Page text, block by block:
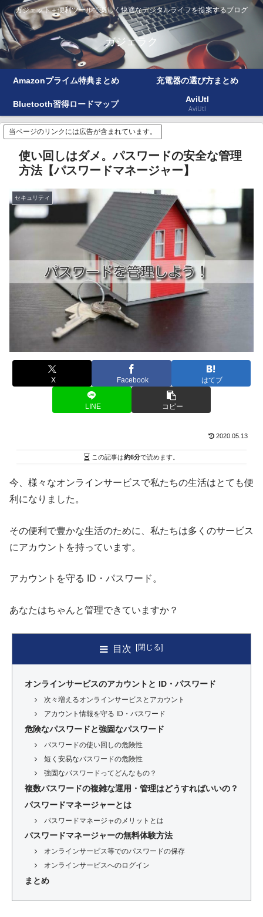
ガジェット＋便利ツールで楽しく快適なデジタルライフを提案するブログ
ガジェラク
Amazonプライム特典まとめ 充電器の選び方まとめ
Bluetooth習得ロードマップ AviUtl
AviUtl
当ページのリンクには広告が含まれています。
使い回しはダメ。パスワードの安全な管理
方法【パスワードマネージャー】
セキュリティ
X Facebook はてブ
LINE コピー
2020.05.13
この記事は約6分で読めます。
今、様々なオンラインサービスで私たちの生活はとても便
利になりました。
その便利で豊かな生活のために、私たちは多くのサービス
にアカウントを持っています。
アカウントを守る ID・パスワード。
あなたはちゃんと管理できていますか？
目次
オンラインサービスのアカウントと ID・パスワード
次々増えるオンラインサービスとアカウント
アカウント情報を守る ID・パスワード
危険なパスワードと強固なパスワード
パスワードの使い回しの危険性
短く安易なパスワードの危険性
強固なパスワードってどんなもの？
複数パスワードの複雑な運用・管理はどうすればいいの？
パスワードマネージャーとは
パスワードマネージャのメリットとは
パスワードマネージャーの無料体験方法
オンラインサービス等でのパスワードの保存
オンラインサービスへのログイン
まとめ